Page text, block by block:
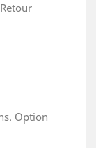
Option
wishlist